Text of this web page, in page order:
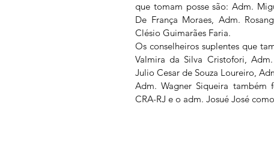
que tomam posse são: Adm.
De França Moraes, Adm.
Clésio Guimarães Faria.
Os conselheiros suplentes que
Valmira da Silva Cristofori,
Julio Cesar de Souza Loureiro,
Adm. Wagner Siqueira
CRA-RJ e o adm. Josué José